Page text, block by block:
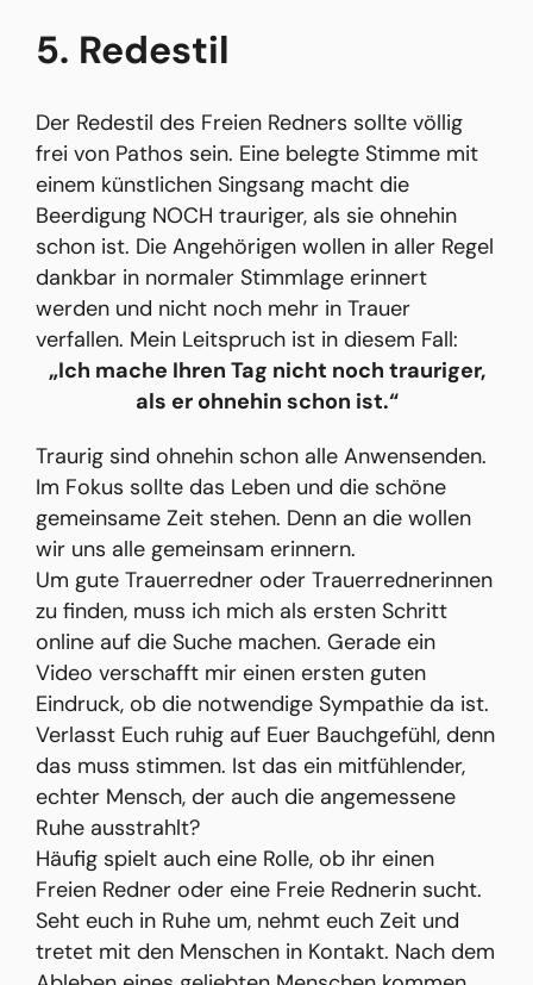
5. Redestil
Der Redestil des Freien Redners sollte völlig
frei von Pathos sein. Eine belegte Stimme mit
einem künstlichen Singsang macht die
Beerdigung NOCH trauriger, als sie ohnehin
schon ist. Die Angehörigen wollen in aller Regel
dankbar in normaler Stimmlage erinnert
werden und nicht noch mehr in Trauer
verfallen. Mein Leitspruch ist in diesem Fall:
„Ich mache Ihren Tag nicht noch trauriger,
als er ohnehin schon ist.“
Traurig sind ohnehin schon alle Anwensenden.
Im Fokus sollte das Leben und die schöne
gemeinsame Zeit stehen. Denn an die wollen
wir uns alle gemeinsam erinnern.
Um gute Trauerredner oder Trauerrednerinnen
zu finden, muss ich mich als ersten Schritt
online auf die Suche machen. Gerade ein
Video verschafft mir einen ersten guten
Eindruck, ob die notwendige Sympathie da ist.
Verlasst Euch ruhig auf Euer Bauchgefühl, denn
das muss stimmen. Ist das ein mitfühlender,
echter Mensch, der auch die angemessene
Ruhe ausstrahlt?
Häufig spielt auch eine Rolle, ob ihr einen
Freien Redner oder eine Freie Rednerin sucht.
Seht euch in Ruhe um, nehmt euch Zeit und
tretet mit den Menschen in Kontakt. Nach dem